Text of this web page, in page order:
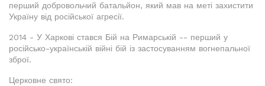
перший добровольчий батальйон, який мав на меті захистити
Україну від російської агресії.
2014 - У Харкові стався Бій на Римарській -- перший у
російсько-українській війні бій із застосуванням вогнепальної
зброї.
Церковне свято: